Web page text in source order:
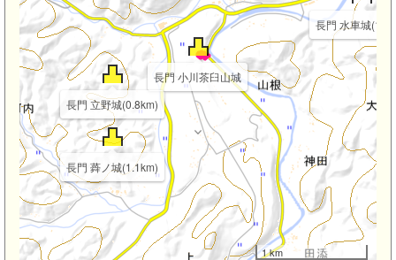
長門 小川茶臼山城
長門 立野城(0.8km)
長門 蕣ノ城(1.1km)
長門 水車城
1 km